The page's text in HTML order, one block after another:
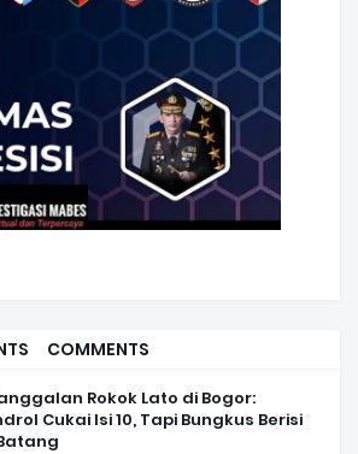
COMMENTS
Rokok Lato di Bogor:
Cukai Isi 10, Tapi Bungkus Berisi